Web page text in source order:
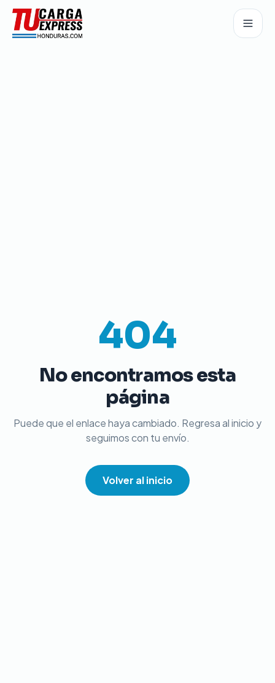
404
No encontramos esta
página
Puede que el enlace haya cambiado. Regresa al inicio y
seguimos con tu envío.
Volver al inicio